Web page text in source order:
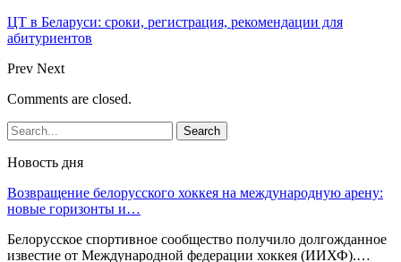
ЦТ в Беларуси: сроки, регистрация, рекомендации для
абитуриентов
Prev Next
Comments are closed.
Новость дня
Возвращение белорусского хоккея на международную арену:
новые горизонты и…
Белорусское спортивное сообщество получило долгожданное
известие от Международной федерации хоккея (ИИХФ).…